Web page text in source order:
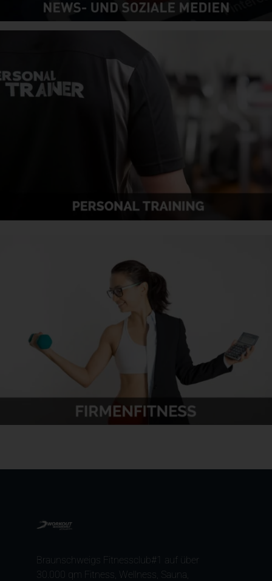
Braunschweigs Fitnessclub#1 auf über
30.000 qm Fitness, Wellness, Sauna,